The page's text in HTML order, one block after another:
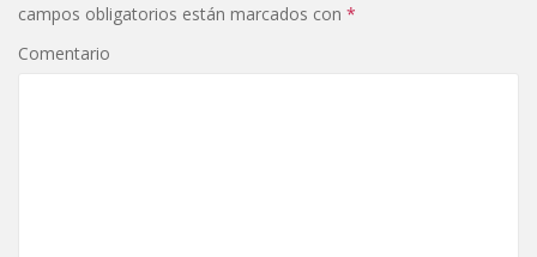
campos obligatorios están marcados con *
Comentario